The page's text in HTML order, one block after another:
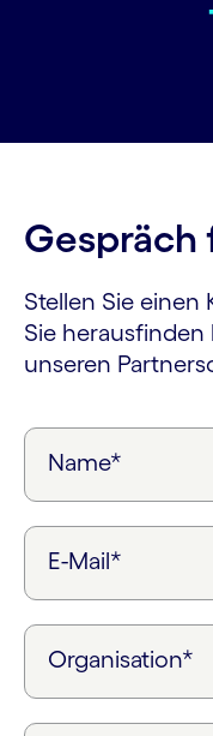
Stellen Sie einen
Sie herausfinden
unseren
Name*
E-Mail*
Organisation*